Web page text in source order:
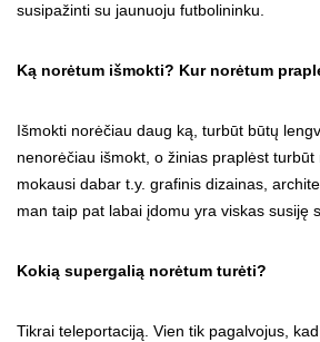
susipažinti su jaunuoju futbolininku.
Ką norėtum išmokti? Kur norėtum
Išmokti norėčiau daug ką, turbūt būtų
nenorėčiau išmokt, o žinias praplėst
mokausi dabar t.y. grafinis dizainas,
man taip pat labai įdomu yra viskas susiję
Kokią supergalią norėtum turėti?
Tikrai teleportaciją. Vien tik pagalvojus,